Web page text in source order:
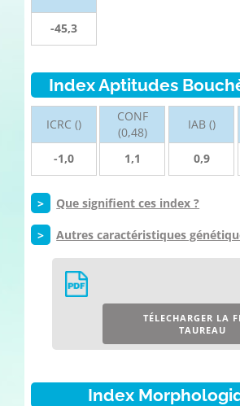
-45,3
Index Aptitudes
ICRC ()
-1,0
CONF
(0,48)
1,1
IAB ()
0,9
> Que signifient ces index ?
> Autres caractéristiques
TÉLECHARGER LA
TAUREAU
Index